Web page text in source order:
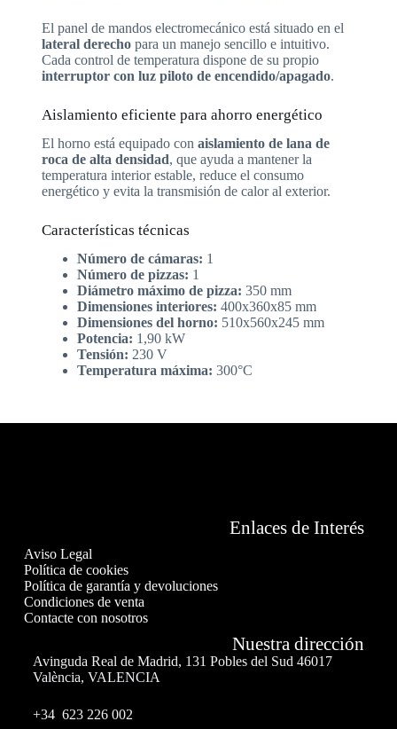
El panel de mandos electromecánico está situado en el
lateral derechopara un manejo sencillo e intuitivo.
Cada control de temperatura dispone de su propio
interruptor con luz piloto de encendido/apagado.
Aislamiento eficiente para ahorro energético
El horno está equipado con aislamiento de lana de
roca de alta densidad, que ayuda a mantener la
temperatura interior estable, reduce el consumo
energético y evita la transmisión de calor al exterior.
Características técnicas
Número de cámaras: 1
Número de pizzas: 1
Diámetro máximo de pizza: 350 mm
Dimensiones interiores: 400x360x85 mm
Dimensiones del horno: 510x560x245 mm
Potencia: 1,90 kW
Tensión: 230 V
Temperatura máxima: 300°C
Enlaces de Interés
Aviso Legal
Política de cookies
Política de garantía y devoluciones
Condiciones de venta
Contacte con nosotros
Nuestra dirección
Avinguda Real de Madrid, 131 Pobles del Sud 46017
València, VALENCIA
+34 623 226 002